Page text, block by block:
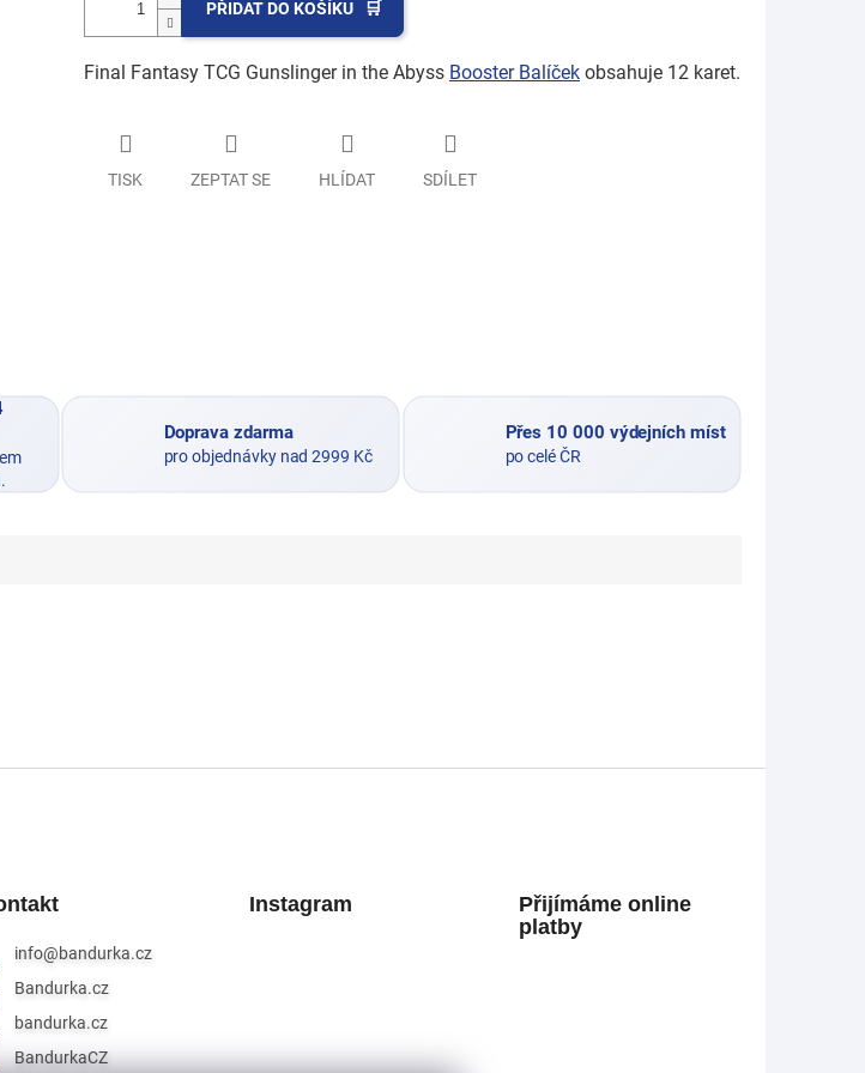
PŘIDAT DO KOŠÍKU
Final Fantasy TCG Gunslinger in the Abyss Booster Balíček obsahuje 12 karet.
TISK ZEPTAT SE HLÍDAT SDÍLET
Doprava zdarma
pro objednávky nad 2999 Kč
Přes 10 000 výdejních míst
po celé ČR
info@bandurka.cz
Bandurka.cz
bandurka.cz
BandurkaCZ
Instagram
Přijímáme online
platby